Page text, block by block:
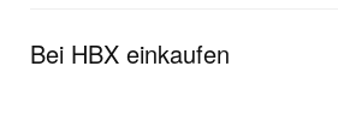
Bei HBX einkaufen